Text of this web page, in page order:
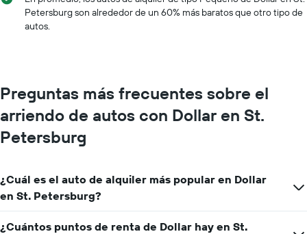
que
indica
El
gráfico
muestra
1
eje
indica
el
precio
promedio
Petersburg son alrededor de un 60% más baratos que otro tipo de
autos.
Preguntas más frecuentes sobre el
arriendo de autos con Dollar en St.
Petersburg
¿Cuál es el auto de alquiler más popular en Dollar
en St. Petersburg?
¿Cuántos puntos de renta de Dollar hay en St.